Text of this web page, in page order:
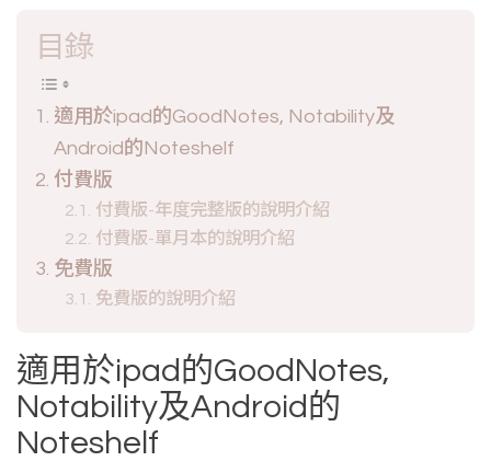
目錄
適用於ipad的GoodNotes, Notability及
Android的Noteshelf
付費版
付費版-年度完整版的說明介紹
付費版-單月本的說明介紹
免費版
免費版的說明介紹
適用於ipad的GoodNotes,
Notability及Android的
Noteshelf